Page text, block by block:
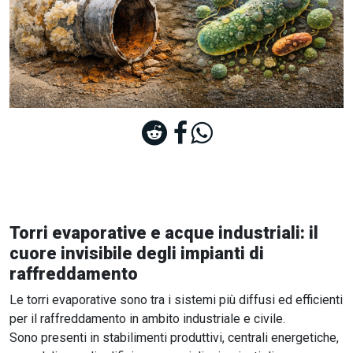
Torri evaporative e acque industriali: il
cuore invisibile degli impianti di
raffreddamento
Le torri evaporative sono tra i sistemi più diffusi ed efficienti
per il raffreddamento in ambito industriale e civile.
Sono presenti in stabilimenti produttivi, centrali energetiche,